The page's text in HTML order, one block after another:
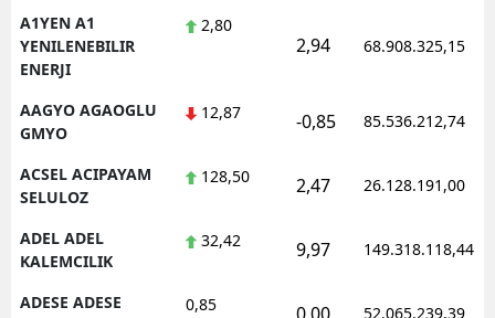
A1YEN A1
YENILENEBILIR
ENERJI
2,80
2,94 68.908.325,15
AAGYO AGAOGLU
GMYO
12,87 -0,85 85.536.212,74
ACSEL ACIPAYAM
SELULOZ
128,50 2,47 26.128.191,00
ADEL ADEL
KALEMCILIK
32,42 9,97 149.318.118,44
ADESE ADESE
0,85 52.065.239,39